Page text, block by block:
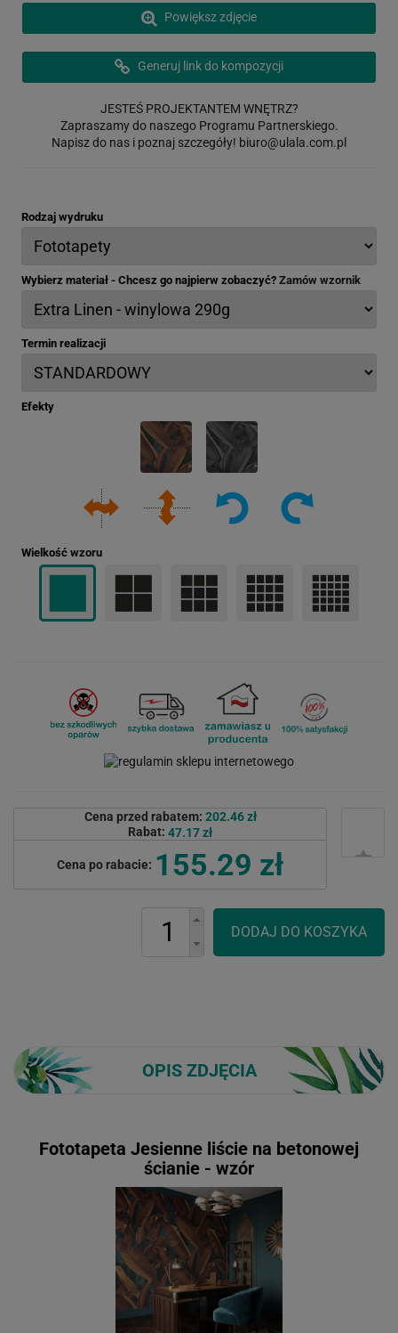
Powiększ zdjęcie
Generuj link do kompozycji
JESTEŚ PROJEKTANTEM WNĘTRZ?
Zapraszamy do naszego Programu Partnerskiego.
Napisz do nas i poznaj szczegóły! biuro@ulala.com.pl
Rodzaj wydruku
Wybierz materiał - Chcesz go najpierw zobaczyć? Zamów wzornik
Termin realizacji
Efekty
Wielkość wzoru
Cena przed rabatem: 202.46 zł
Rabat: 47.17 zł
Cena po rabacie: 155.29 zł
OPIS ZDJĘCIA
Fototapeta Jesienne liście na betonowej
ścianie - wzór